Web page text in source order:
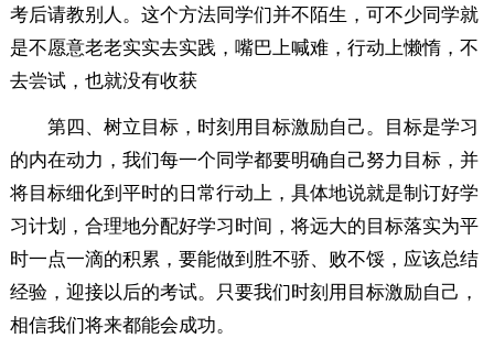
考后请教别人。这个方法同学们并不陌生，可不少同学就
是不愿意老老实实去实践，嘴巴上喊难，行动上懒惰，不
去尝试，也就没有收获
第四、树立目标，时刻用目标激励自己。目标是学习
的内在动力，我们每一个同学都要明确自己努力目标，并
将目标细化到平时的日常行动上，具体地说就是制订好学
习计划，合理地分配好学习时间，将远大的目标落实为平
时一点一滴的积累，要能做到胜不骄、败不馁，应该总结
经验，迎接以后的考试。只要我们时刻用目标激励自己，
相信我们将来都能会成功。